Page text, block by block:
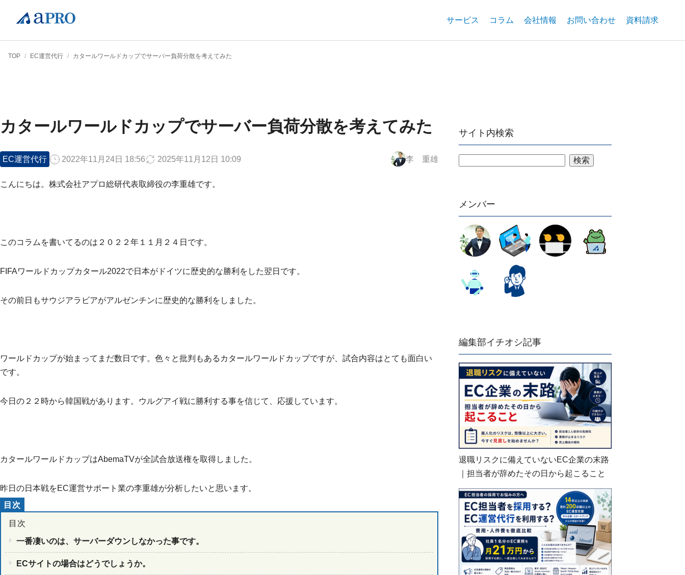
サービス コラム 会社情報 お問い合わせ 資料請求
TOP / EC運営代行 / カタールワールドカップでサーバー負荷分散を考えてみた
カタールワールドカップでサーバー負荷分散を考えてみた
EC運営代行 2022年11月24日 18:56 2025年11月12日 10:09 李 重雄
こんにちは。株式会社アプロ総研代表取締役の李重雄です。
このコラムを書いてるのは２０２２年１１月２４日です。
FIFAワールドカップカタール2022で日本がドイツに歴史的な勝利をした翌日です。
その前日もサウジアラビアがアルゼンチンに歴史的な勝利をしました。
ワールドカップが始まってまだ数日です。色々と批判もあるカタールワールドカップですが、試合内容はとても面白い
です。
今日の２２時から韓国戦があります。ウルグアイ戦に勝利する事を信じて、応援しています。
カタールワールドカップはAbemaTVが全試合放送権を取得しました。
昨日の日本戦をEC運営サポート業の李重雄が分析したいと思います。
一番凄いのは、サーバーダウンしなかった事です。
ECサイトの場合はどうでしょうか。
サイト内検索
検索
メンバー
編集部イチオシ記事
退職リスクに備えていないEC企業の末路
｜担当者が辞めたその日から起こること